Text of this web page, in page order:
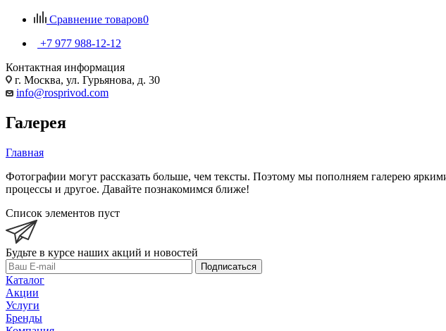
Сравнение товаров0
+7 977 988-12-12
Контактная информация
г. Москва, ул. Гурьянова, д. 30
info@rosprivod.com
Галерея
Главная
Фотографии могут рассказать больше, чем тексты. Поэтому мы пополняем галерею
процессы и другое. Давайте познакомимся ближе!
Список элементов пуст
Будьте в курсе наших акций и новостей
Подписаться
Каталог
Акции
Услуги
Бренды